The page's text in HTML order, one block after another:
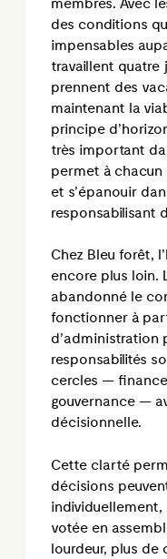
membres. Avec
des conditions
impensables
travaillent quatre
prennent des
maintenant la
principe
très important
permet à
et s’épanouir
responsabilisant
Chez Bleu forêt,
encore plus loin.
abandonné le
fonctionner à
d’administration
responsabilités
cercles —
gouvernance —
décisionnelle.
Cette clarté
décisions
votée en
lourdeur, plus de